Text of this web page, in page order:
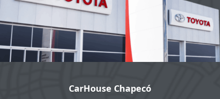
CarHouse Chapecó